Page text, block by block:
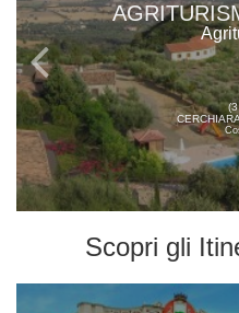
Scopri gli